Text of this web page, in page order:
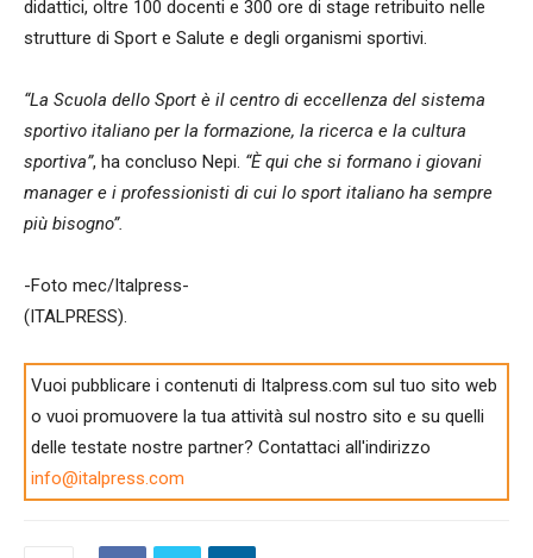
didattici, oltre 100 docenti e 300 ore di stage retribuito nelle
strutture di Sport e Salute e degli organismi sportivi.
“La Scuola dello Sport è il centro di eccellenza del sistema
sportivo italiano per la formazione, la ricerca e la cultura
sportiva”, ha concluso Nepi. “È qui che si formano i giovani
manager e i professionisti di cui lo sport italiano ha sempre
più bisogno”.
-Foto mec/Italpress-
(ITALPRESS).
Vuoi pubblicare i contenuti di Italpress.com sul tuo sito web
o vuoi promuovere la tua attività sul nostro sito e su quelli
delle testate nostre partner? Contattaci all'indirizzo
info@italpress.com